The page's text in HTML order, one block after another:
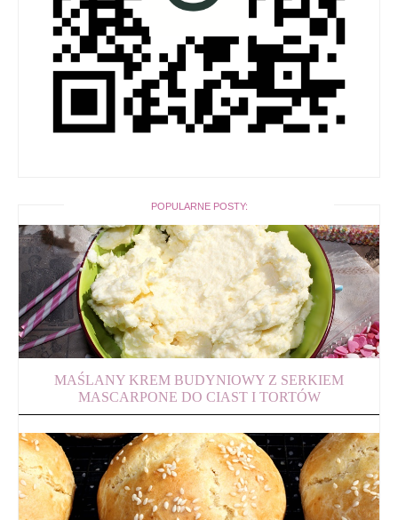
POPULARNE POSTY:
MAŚLANY KREM BUDYNIOWY Z SERKIEM
MASCARPONE DO CIAST I TORTÓW